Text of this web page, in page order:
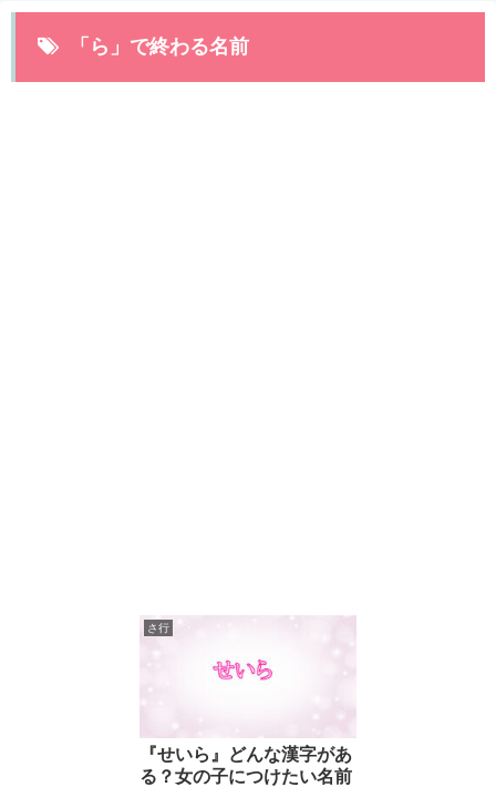
「ら」で終わる名前
さ行
『せいら』どんな漢字があ
る？女の子につけたい名前